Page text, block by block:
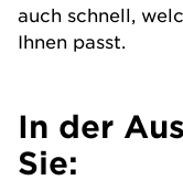
auch schnell,
Ihnen passt.
In der
Sie: